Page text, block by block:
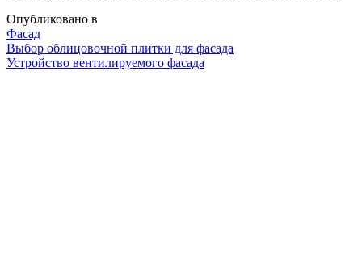
Опубликовано в
Фасад
Навигация
Выбор облицовочной плитки для фасада
Устройство вентилируемого фасада